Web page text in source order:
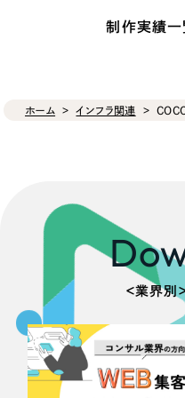
制作実績一
ホーム インフラ関連
＜業界別